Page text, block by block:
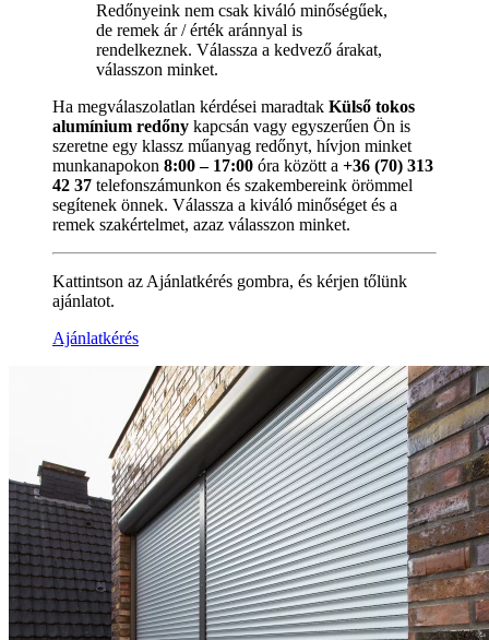
Redőnyeink nem csak kiváló minőségűek,
de remek ár / érték aránnyal is
rendelkeznek. Válassza a kedvező árakat,
válasszon minket.
Ha megválaszolatlan kérdései maradtak Külső tokos
alumínium redőny kapcsán vagy egyszerűen Ön is
szeretne egy klassz műanyag redőnyt, hívjon minket
munkanapokon 8:00 – 17:00 óra között a +36 (70) 313
42 37 telefonszámunkon és szakembereink örömmel
segítenek önnek. Válassza a kiváló minőséget és a
remek szakértelmet, azaz válasszon minket.
Kattintson az Ajánlatkérés gombra, és kérjen tőlünk
ajánlatot.
Ajánlatkérés